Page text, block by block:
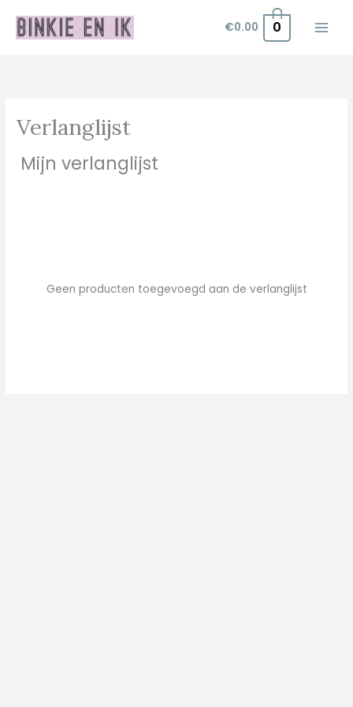
naar
€0.00 0
Verlanglijst
Mijn verlanglijst
Geen producten toegevoegd aan de verlanglijst